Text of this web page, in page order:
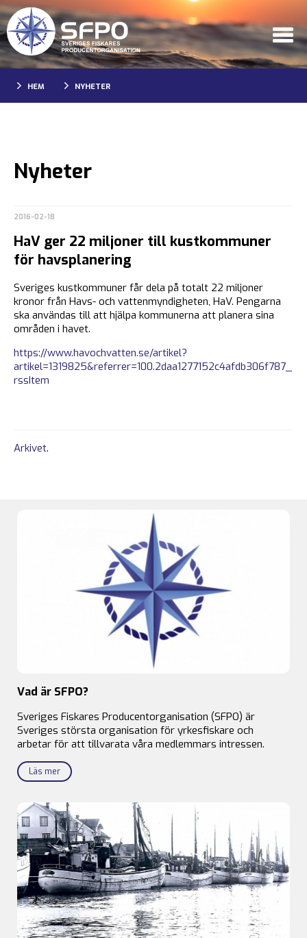
HEM NYHETER
Nyheter
2016-02-18
HaV ger 22 miljoner till kustkommuner
för havsplanering
Sveriges kustkommuner får dela på totalt 22 miljoner
kronor från Havs- och vattenmyndigheten, HaV. Pengarna
ska användas till att hjälpa kommunerna att planera sina
områden i havet.
https://www.havochvatten.se/artikel?
artikel=1319825&referrer=100.2daa1277152c4afdb306f787_
rssItem
Arkivet.
Vad är SFPO?
Sveriges Fiskares Producentorganisation (SFPO) är
Sveriges största organisation för yrkesfiskare och
arbetar för att tillvarata våra medlemmars intressen.
Läs mer